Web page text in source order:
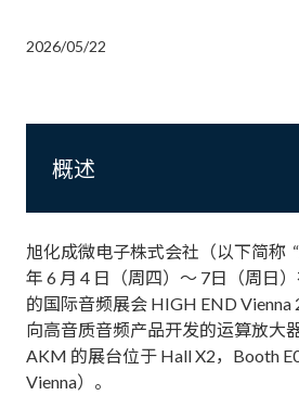
2026/05/22
概述
旭化成微电子株式会社（以下简称
年 6 月 4 日（周四）～ 7日（周日
的国际音频展会 HIGH END
向高音质音频产品开发的运算放大器
AKM 的展台位于 Hall X2，Booth
Vienna）。